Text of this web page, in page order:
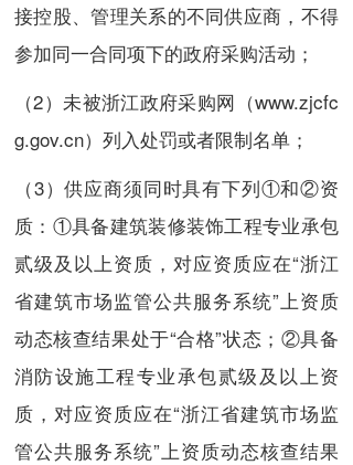
接控股、管理关系的不同供应商，不得
参加同一合同项下的政府采购活动；
（2）未被浙江政府采购网（www.zjcfc
g.gov.cn）列入处罚或者限制名单；
（3）供应商须同时具有下列①和②资
质：①具备建筑装修装饰工程专业承包
贰级及以上资质，对应资质应在“浙江
省建筑市场监管公共服务系统”上资质
动态核查结果处于“合格”状态；②具备
消防设施工程专业承包贰级及以上资
质，对应资质应在“浙江省建筑市场监
管公共服务系统”上资质动态核查结果